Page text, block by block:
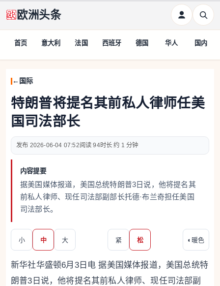
欧洲头条
首页 意大利 法国 西班牙 德国 华人 国内
国际
特朗普将提名其前私人律师任美
国司法部长
2026-06-04 07:52 94 约 1 分钟
内容提要
据美国媒体报道，美国总统特朗普3日说，他将提名其
前私人律师、现任司法部副部长托德·布兰奇担任美国
司法部长。
小 中 大 紧 松 ◐ 暖色
新华社华盛顿6月3日电 据美国媒体报道，美国总统特
朗普3日说，他将提名其前私人律师、现任司法部副